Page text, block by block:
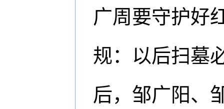
广周要守护好
规：以后扫墓
后，邹广阳、